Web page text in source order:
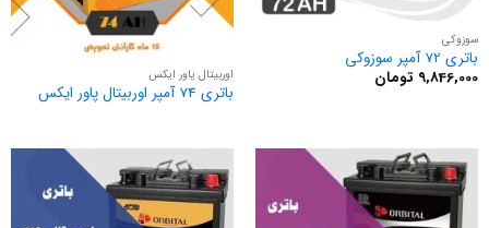
سوزوکی
باتری 72 آمپر سوزوکی
9,846,000 تومان اوربیتال پاور ایکس
باتری 74 آمپر اوربیتال پاور ایکس